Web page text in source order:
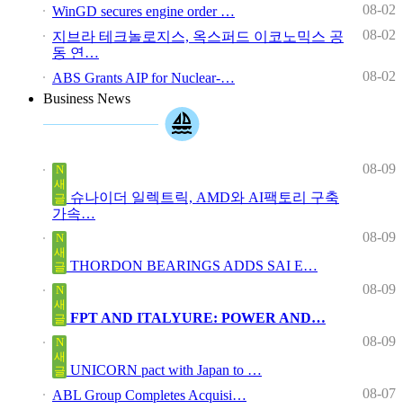
WinGD secures engine order …
08-02
지브라 테크놀로지스, 옥스퍼드 이코노믹스 공
동 연…
08-02
ABS Grants AIP for Nuclear-…
08-02
Business News
N
새
글 슈나이더 일렉트릭, AMD와 AI팩토리 구축
가속…
08-09
N
새
글 THORDON BEARINGS ADDS SAI E…
08-09
N
새
글 FPT AND ITALYURE: POWER AND…
08-09
N
새
글 UNICORN pact with Japan to …
08-09
ABL Group Completes Acquisi…
08-07